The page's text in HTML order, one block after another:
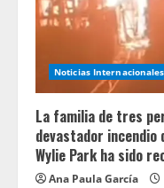
Noticias Internacionales
La familia de tres
devastador incendio
Wylie Park ha sido
Ana Paula García